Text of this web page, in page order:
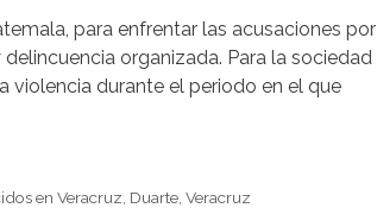
para enfrentar las acusaciones por
organizada. Para la sociedad
violencia durante el periodo en el que
en Veracruz Duarte ,Veracruz